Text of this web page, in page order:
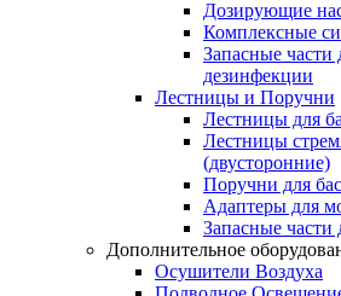
Дозирующие
Комплексные
Запасные части
дезинфекции
Лестницы и Поручни
Лестницы для
Лестницы
(двусторонние)
Поручни для
Адаптеры для
Запасные части
Дополнительное
Осушители Воздуха